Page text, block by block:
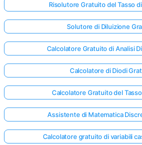
Risolutore Gratuito del Tasso
Solutore di Diluizione
Calcolatore Gratuito di Analisi
Calcolatore di Diodi
Calcolatore Gratuito del
Assistente di Matematica
Calcolatore gratuito di variabili